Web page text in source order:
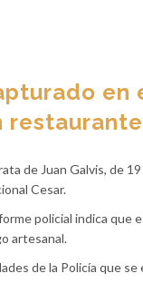
en
restaurante
de Juan Galvis, de
Cesar.
policial indica que
artesanal.
de la Policía que